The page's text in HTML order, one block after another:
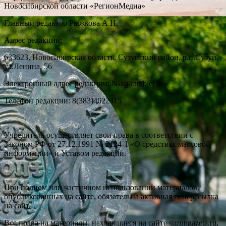
Новосибирской области «РегионМедиа»
Главный редактор Рыжкова А.Н.
Адрес редакции:
633623, Новосибирская область, Сузунский район, р.п.Сузун,
ул.Ленина, 56
Электронный адрес редакции: N-J@rambler.ru
Телефон редакции: 8(383)4622415
Учредитель осуществляет свои права в соответствии с
Законом РФ от 27.12.1991 № 2124-1 «О средствах массовой
информации» и Уставом редакции.
При полном или частичном использовании материалов,
опубликованных на сайте, обязательна активная гиперссылка
на сайт.
Все права на материалы, находящиеся на сайте suzungazeta.ru,